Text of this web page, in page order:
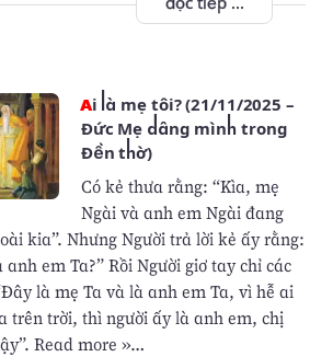
Ai là mẹ tôi? (21/11/2025 –
Đức Mẹ dâng mình trong
Đền thờ)
Có kẻ thưa rằng: “Kìa, mẹ
Ngài và anh em Ngài đang
kia”. Nhưng Người trả lời kẻ ấy rằng:
em Ta?” Rồi Người giơ tay chỉ các
là mẹ Ta và là anh em Ta, vì hễ ai
trên trời, thì người ấy là anh em, chị
Read more »…